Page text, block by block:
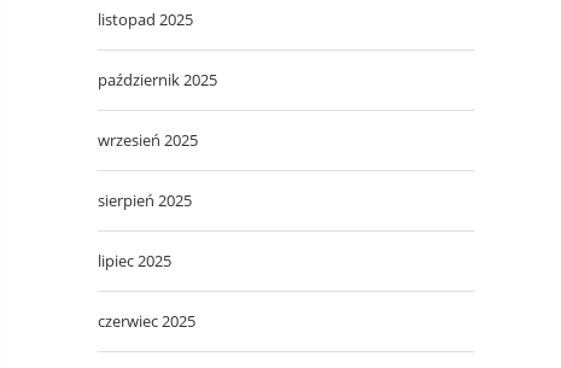
listopad 2025
październik 2025
wrzesień 2025
sierpień 2025
lipiec 2025
czerwiec 2025